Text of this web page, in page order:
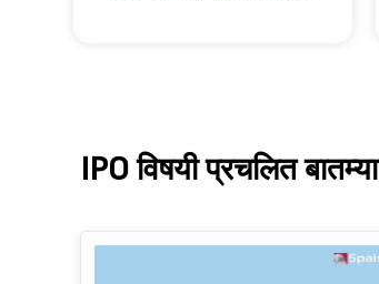
IPO विषयी प्रचलित बातम्या